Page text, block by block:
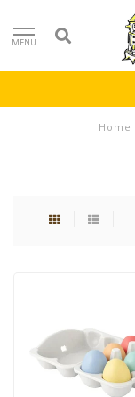
MENU
Home